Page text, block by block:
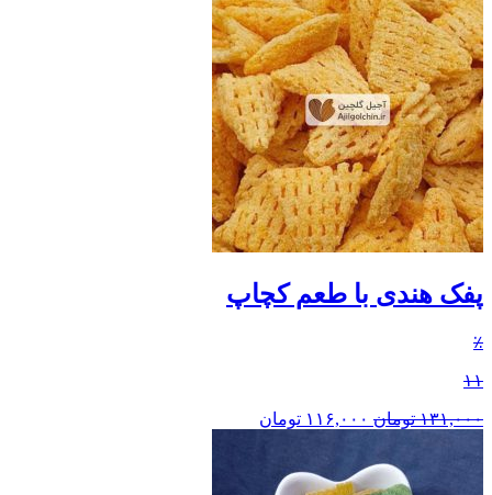
پفک هندی با طعم کچاپ
٪
۱۱
۱۳۱,۰۰۰ تومان ۱۱۶,۰۰۰ تومان